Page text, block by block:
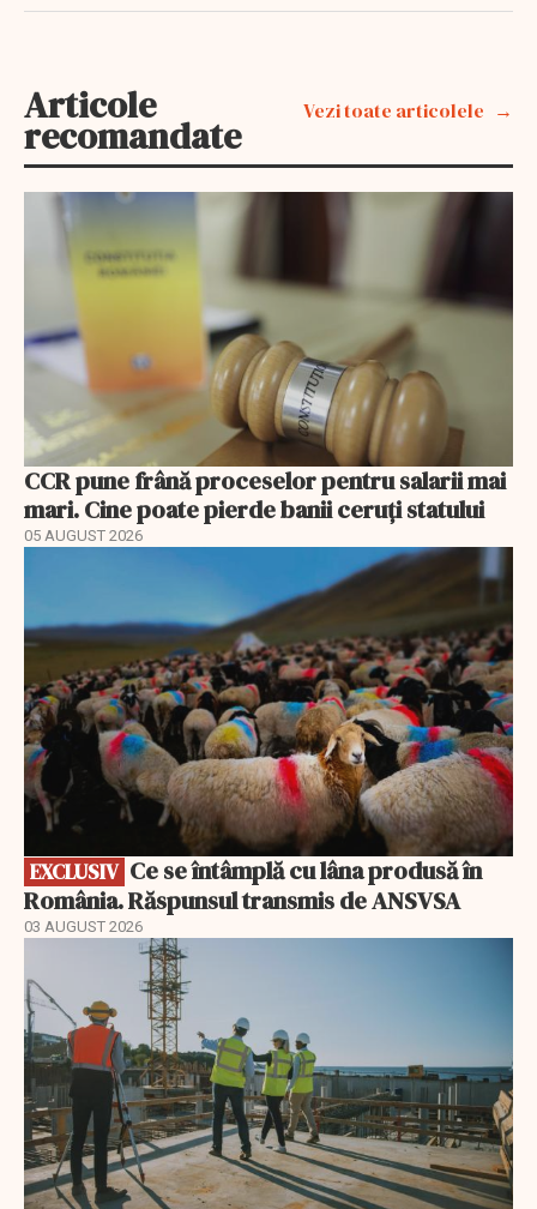
Articole
recomandate
Vezi toate articolele
CCR pune frână proceselor pentru salarii mai
mari. Cine poate pierde banii ceruți statului
05 AUGUST 2026
EXCLUSIV
România. Răspunsul transmis de ANSVSA
03 AUGUST 2026